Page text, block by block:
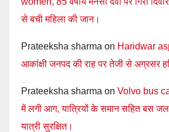
से बची महिला की जान।
Prateeksha sharma on Haridwar
आकांक्षी जनपद की राह पर तेजी से अग्रसर
Prateeksha sharma on Volvo bus
में लगी आग, यात्रियों के समान सहित बस
यात्री सुरक्षित।